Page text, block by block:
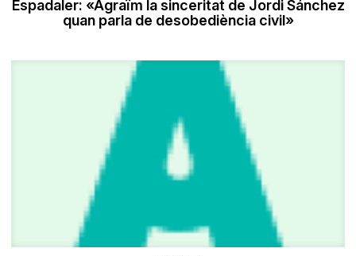
Espadaler: «Agraïm la sinceritat de Jordi Sánchez
quan parla de desobediència civil»